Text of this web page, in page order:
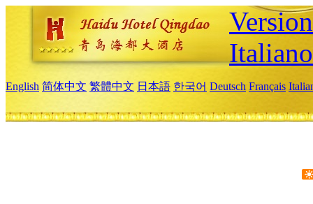
Italiano
English 简体中文 繁體中文 日本語 한국어 Deutsch Français